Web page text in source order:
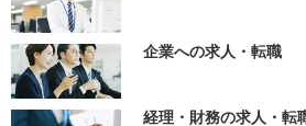
企業への求人・転職
経理・財務の求人・転